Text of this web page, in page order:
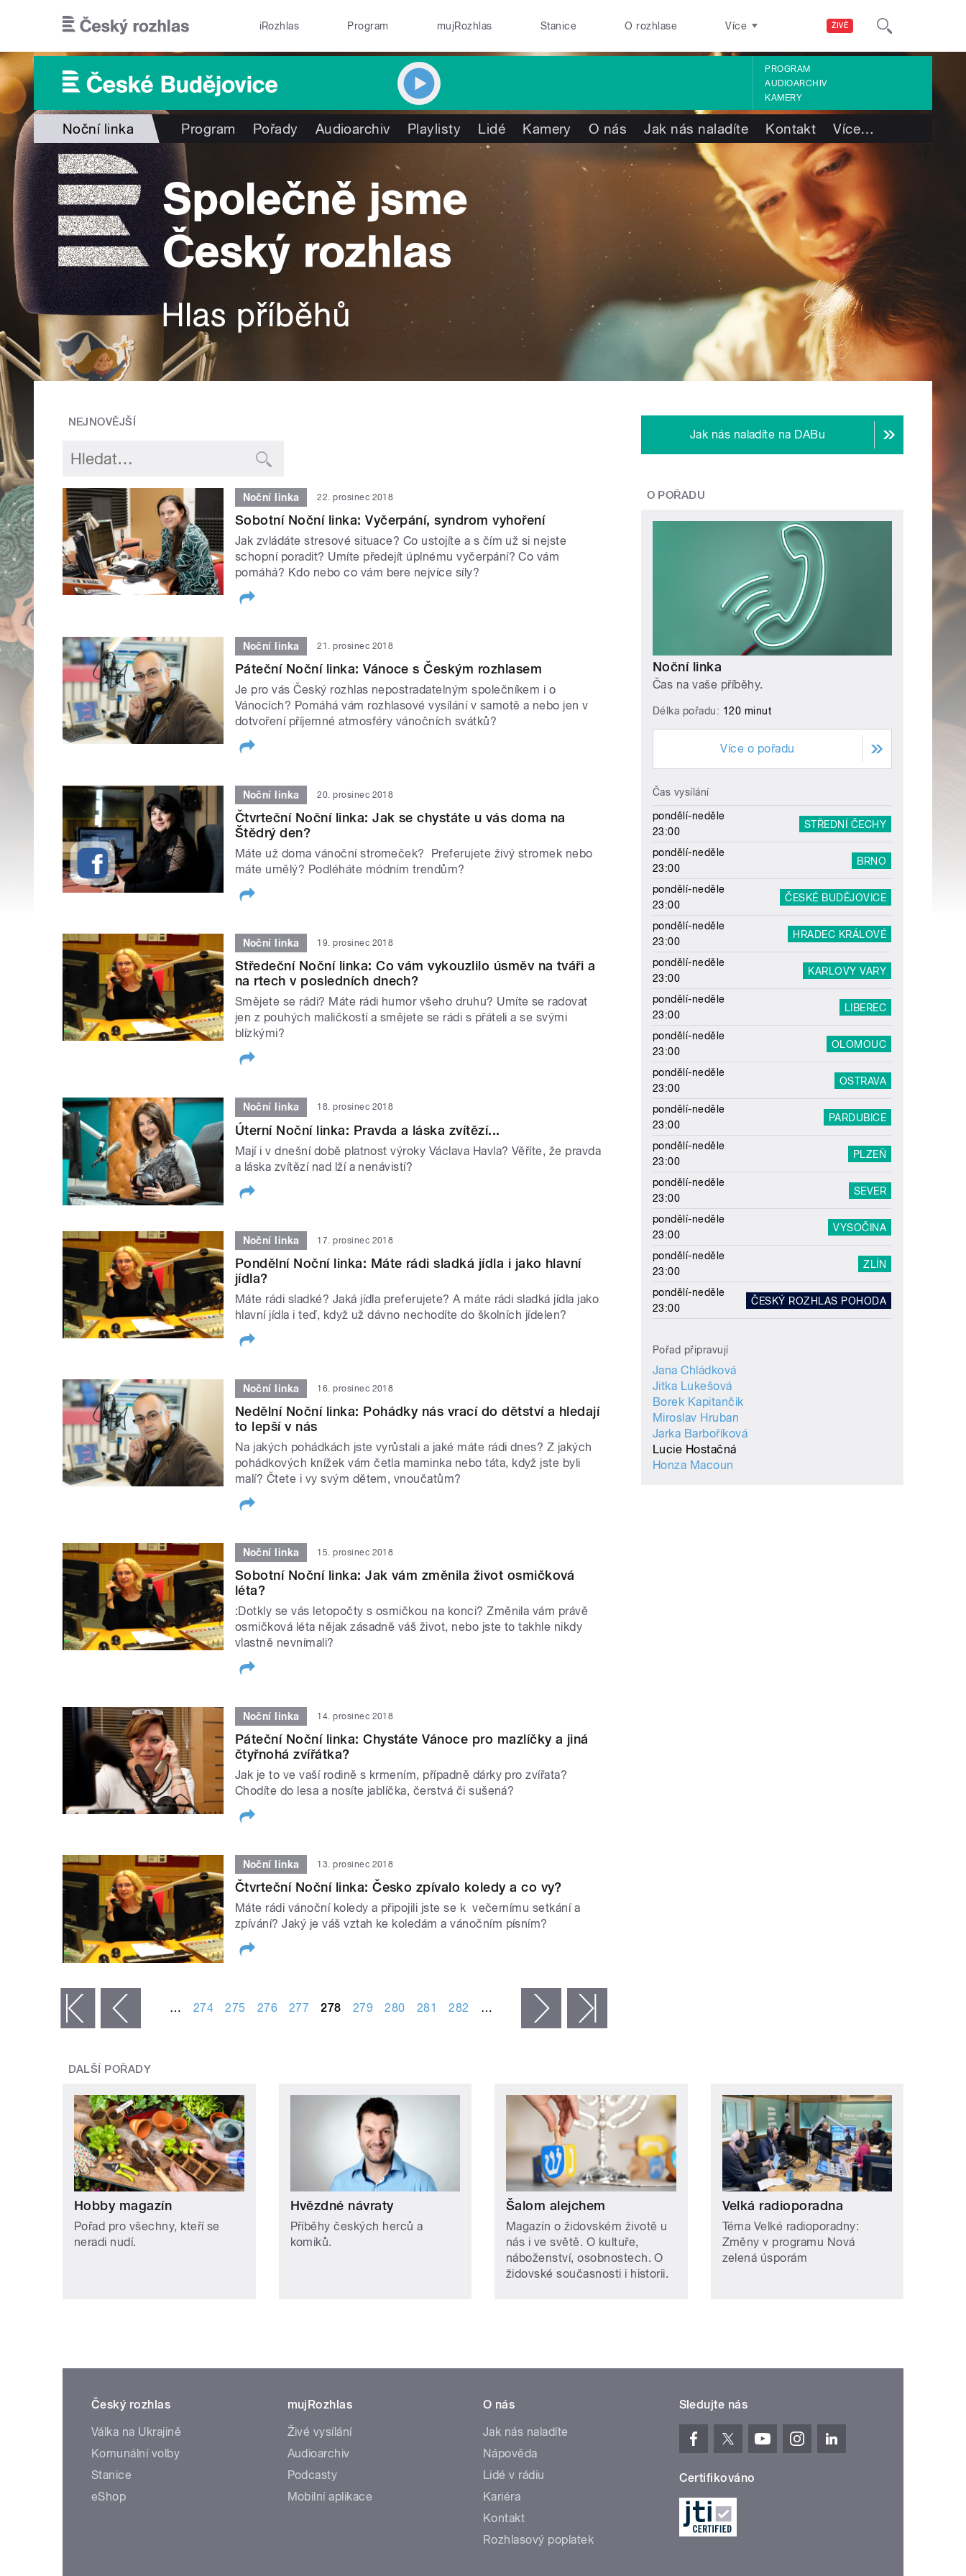
ŽIVĚ
iRozhlas Program mujRozhlas Stanice O rozhlase Více
PROGRAM
AUDIOARCHIV
KAMERY
Noční linka Program Pořady Audioarchiv Playlisty Lidé Kamery O nás Jak nás naladíte Kontakt Více…
NEJNOVĚJŠÍ
Noční linka 22. prosinec 2018
Sobotní Noční linka: Vyčerpání, syndrom vyhoření
Jak zvládáte stresové situace? Co ustojíte a s čím už si nejste
schopní poradit? Umíte předejít úplnému vyčerpání? Co vám
pomáhá? Kdo nebo co vám bere nejvíce síly?
Noční linka 21. prosinec 2018
Páteční Noční linka: Vánoce s Českým rozhlasem
Je pro vás Český rozhlas nepostradatelným společníkem i o
Vánocích? Pomáhá vám rozhlasové vysílání v samotě a nebo jen v
dotvoření příjemné atmosféry vánočních svátků?
Noční linka 20. prosinec 2018
Čtvrteční Noční linka: Jak se chystáte u vás doma na
Štědrý den?
Máte už doma vánoční stromeček? Preferujete živý stromek nebo
máte umělý? Podléháte módním trendům?
Noční linka 19. prosinec 2018
Středeční Noční linka: Co vám vykouzlilo úsměv na tváři a
na rtech v posledních dnech?
Smějete se rádi? Máte rádi humor všeho druhu? Umíte se radovat
jen z pouhých maličkostí a smějete se rádi s přáteli a se svými
blízkými?
Noční linka 18. prosinec 2018
Úterní Noční linka: Pravda a láska zvítězí...
Mají i v dnešní době platnost výroky Václava Havla? Věříte, že pravda
a láska zvítězí nad lží a nenávistí?
Noční linka 17. prosinec 2018
Pondělní Noční linka: Máte rádi sladká jídla i jako hlavní
jídla?
Máte rádi sladké? Jaká jídla preferujete? A máte rádi sladká jídla jako
hlavní jídla i teď, když už dávno nechodíte do školních jídelen?
Noční linka 16. prosinec 2018
Nedělní Noční linka: Pohádky nás vrací do dětství a hledají
to lepší v nás
Na jakých pohádkách jste vyrůstali a jaké máte rádi dnes? Z jakých
pohádkových knížek vám četla maminka nebo táta, když jste byli
malí? Čtete i vy svým dětem, vnoučatům?
Noční linka 15. prosinec 2018
Sobotní Noční linka: Jak vám změnila život osmičková
léta?
:Dotkly se vás letopočty s osmičkou na konci? Změnila vám právě
osmičková léta nějak zásadně váš život, nebo jste to takhle nikdy
vlastně nevnímali?
Noční linka 14. prosinec 2018
Páteční Noční linka: Chystáte Vánoce pro mazlíčky a jiná
čtyřnohá zvířátka?
Jak je to ve vaší rodině s krmením, případně dárky pro zvířata?
Chodíte do lesa a nosíte jablíčka, čerstvá či sušená?
Noční linka 13. prosinec 2018
Čtvrteční Noční linka: Česko zpívalo koledy a co vy?
Máte rádi vánoční koledy a připojili jste se k večernímu setkání a
zpívání? Jaký je váš vztah ke koledám a vánočním písním?
‹ předchozí … 274 275 276 277 278 279 280 281 282 … následující ›
Jak nás naladíte na DABu
O POŘADU
Noční linka
Čas na vaše příběhy.
Délka pořadu: 120 minut
Více o pořadu
Čas vysílání
pondělí-neděle
23:00
STŘEDNÍ ČECHY
pondělí-neděle
23:00
BRNO
pondělí-neděle
23:00
ČESKÉ BUDĚJOVICE
pondělí-neděle
23:00
HRADEC KRÁLOVÉ
pondělí-neděle
23:00
KARLOVY VARY
pondělí-neděle
23:00
LIBEREC
pondělí-neděle
23:00
OLOMOUC
pondělí-neděle
23:00
OSTRAVA
pondělí-neděle
23:00
PARDUBICE
pondělí-neděle
23:00
PLZEŇ
pondělí-neděle
23:00
SEVER
pondělí-neděle
23:00
VYSOČINA
pondělí-neděle
23:00
ZLÍN
pondělí-neděle
23:00
ČESKÝ ROZHLAS POHODA
Pořad připravují
Jana Chládková
Jitka Lukešová
Borek Kapitančik
Miroslav Hruban
Jarka Barboříková
Lucie Hostačná
Honza Macoun
DALŠÍ POŘADY
Hobby magazín
Pořad pro všechny, kteří se
neradi nudí.
Hvězdné návraty
Příběhy českých herců a
komiků.
Šalom alejchem
Magazín o židovském životě u
nás i ve světě. O kultuře,
náboženství, osobnostech. O
židovské současnosti i historii.
Velká radioporadna
Téma Velké radioporadny:
Změny v programu Nová
zelená úsporám
Český rozhlas
Válka na Ukrajině
Komunální volby
Stanice
eShop
mujRozhlas
Živé vysílání
Audioarchiv
Podcasty
Mobilní aplikace
O nás
Jak nás naladíte
Nápověda
Lidé v rádiu
Kariéra
Kontakt
Rozhlasový poplatek
Sledujte nás
Certifikováno